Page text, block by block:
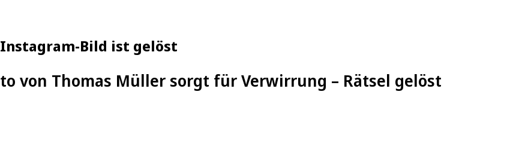
Bild ist gelöst
von Thomas Müller sorgt für Verwirrung – Rätsel gelöst